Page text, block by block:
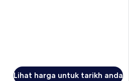
Lihat harga untuk tarikh anda